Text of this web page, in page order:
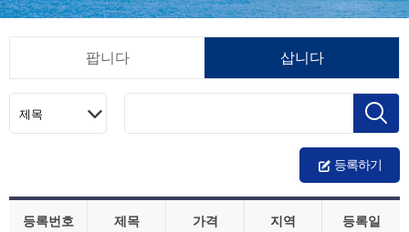
팝니다 삽니다
등록하기
등록번호 제목 가격 지역 등록일